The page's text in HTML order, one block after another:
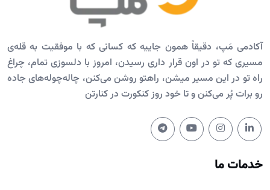
آکادمی مَپ، دقیقاً همون جاییه که کسانی که با موفقیت به قله‌ی
مسیری که تو در اون قرار داری رسیدن، امروز با دلسوزی تمام، چراغ
راه تو در این مسیر میشن، راهتو روشن می‌کنن، چاله‌چوله‌های جاده
رو برات پُر می‌کنن و تا خود روز کنکورت در کنارتن
خدمات ما